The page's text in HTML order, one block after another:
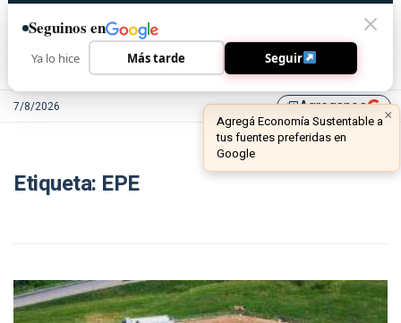
7/8/2026 library_addAgreganos ×
Agregá Economía Sustentable a
tus fuentes preferidas en
Google
Etiqueta: EPE
Seguinos en
Ya lo hice Más tarde Seguir